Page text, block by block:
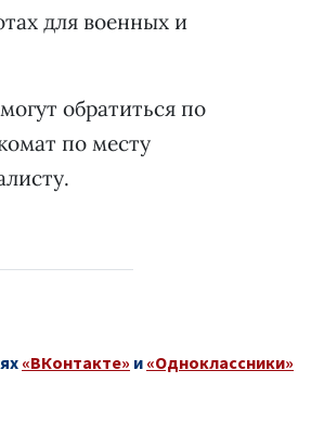
для военных и
обратиться по
по месту
«ВКонтакте» и «Одноклассники»